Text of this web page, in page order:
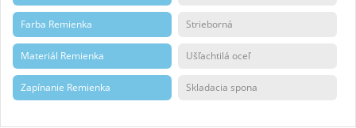
Farba Remienka Strieborná
Materiál Remienka Ušľachtilá oceľ
Zapínanie Remienka Skladacia spona